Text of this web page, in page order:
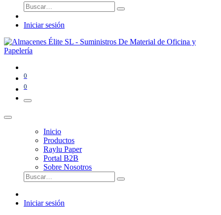
Iniciar sesión
0
0
Inicio
Productos
Raylu Paper
Portal B2B
Sobre Nosotros
Iniciar sesión